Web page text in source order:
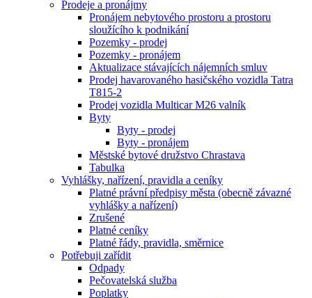
Prodeje a pronájmy
Pronájem nebytového prostoru a prostoru
sloužícího k podnikání
Pozemky - prodej
Pozemky - pronájem
Aktualizace stávajících nájemních smluv
Prodej havarovaného hasičského vozidla Tatra
T815-2
Prodej vozidla Multicar M26 valník
Byty
Byty - prodej
Byty - pronájem
Městské bytové družstvo Chrastava
Tabulka
Vyhlášky, nařízení, pravidla a ceníky
Platné právní předpisy města (obecně závazné
vyhlášky a nařízení)
Zrušené
Platné ceníky
Platné řády, pravidla, směrnice
Potřebuji zařídit
Odpady
Pečovatelská služba
Poplatky